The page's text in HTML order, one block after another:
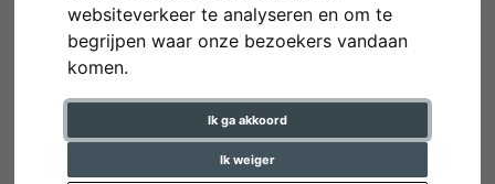
websiteverkeer te analyseren en om te
begrijpen waar onze bezoekers vandaan
komen.
Ik ga akkoord
Ik weiger